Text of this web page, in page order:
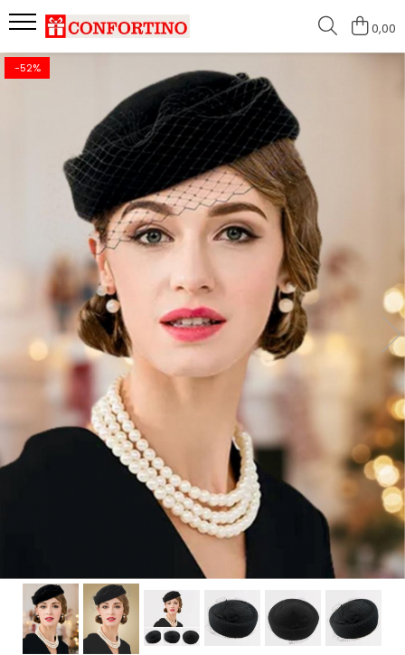
0,00
-52%